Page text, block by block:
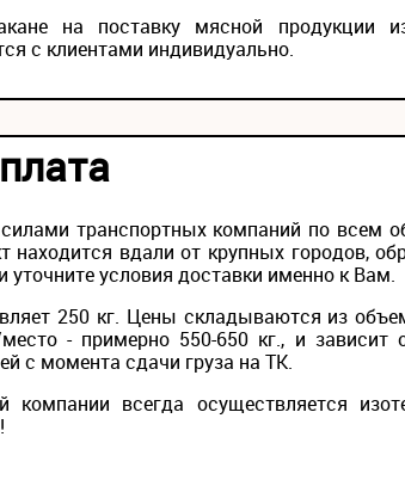
на поставку мясной продукции
с клиентами индивидуально.
транспортных компаний по всем
находится вдали от крупных городов,
уточните условия доставки именно к Вам.
250 кг. Цены складываются из
место - примерно 550-650 кг., и
с момента сдачи груза на ТК.
компании всегда осуществляется